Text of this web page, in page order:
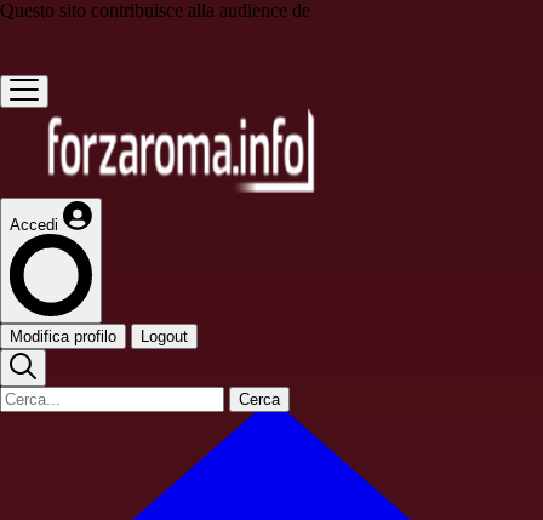
Questo sito contribuisce alla audience de
Accedi
Modifica profilo Logout
Cerca